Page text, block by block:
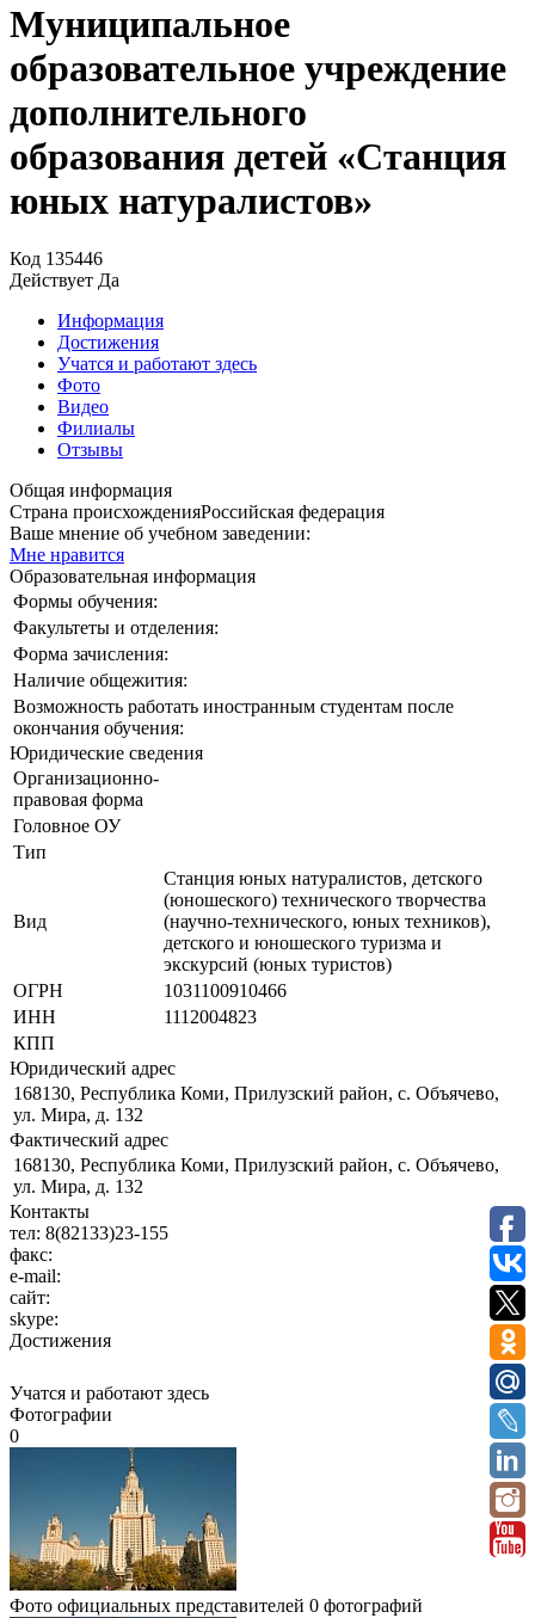
Муниципальное
образовательное учреждение
дополнительного
образования детей «Станция
юных натуралистов»
Код 135446
Действует Да
Информация
Достижения
Учатся и работают здесь
Фото
Видео
Филиалы
Отзывы
Общая информация
Страна происхожденияРоссийская федерация
Ваше мнение об учебном заведении:
Мне нравится
Образовательная информация
Формы обучения:
Факультеты и отделения:
Форма зачисления:
Наличие общежития:
Возможность работать иностранным студентам после
окончания обучения:
Юридические сведения
Организационно-
правовая форма
Головное ОУ
Тип
Вид
Станция юных натуралистов, детского
(юношеского) технического творчества
(научно-технического, юных техников),
детского и юношеского туризма и
экскурсий (юных туристов)
ОГРН
1031100910466
ИНН
1112004823
КПП
Юридический адрес
168130, Республика Коми, Прилузский район, с. Объячево,
ул. Мира, д. 132
Фактический адрес
168130, Республика Коми, Прилузский район, с. Объячево,
ул. Мира, д. 132
Контакты
тел: 8(82133)23-155
факс:
e-mail:
сайт:
skype:
Достижения
Учатся и работают здесь
Фотографии
0
Фото официальных представителей 0 фотографий